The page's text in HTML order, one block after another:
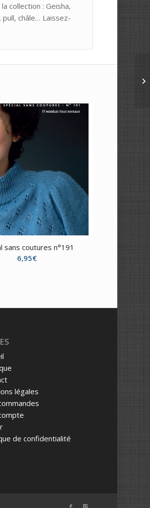
collection : Geisha,
châle… Laissez-
sans coutures n°191
6,95€
légales
de confidentialité